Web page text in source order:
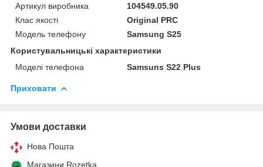
Артикул виробника
104549.05.90
Клас якості
Original PRC
Модель телефону
Samsung S25
Користувальницькі характеристики
Моделі телефона
Samsuns S22 Plus
Приховати
Умови доставки
Нова Пошта
Магазини Rozetka